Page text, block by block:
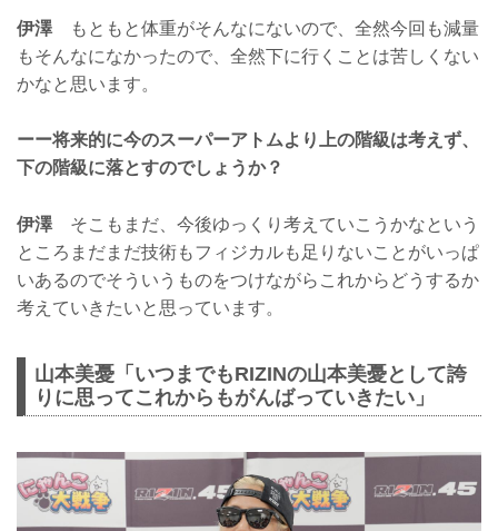
伊澤もともと体重がそんなにないので、全然今回も減量
もそんなになかったので、全然下に行くことは苦しくない
かなと思います。
ーー将来的に今のスーパーアトムより上の階級は考えず、
下の階級に落とすのでしょうか？
伊澤そこもまだ、今後ゆっくり考えていこうかなという
ところまだまだ技術もフィジカルも足りないことがいっぱ
いあるのでそういうものをつけながらこれからどうするか
考えていきたいと思っています。
山本美憂「いつまでもRIZINの山本美憂として誇
りに思ってこれからもがんばっていきたい」